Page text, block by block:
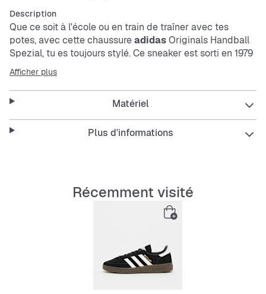
Description
Que ce soit à l'école ou en train de traîner avec tes
potes, avec cette chaussureadidasOriginals Handball
Spezial, tu es toujours stylé. Ce sneaker est sorti en 1979
et dans cette version pour enfants et ados, il combine un
design authentique des années 70 avec un confort
moderne. La tige en daim aux couleurs vives donne un
look dynamique, tandis que la semelle extérieure en
caoutchouc assure une adhérence optimale.
Doublure synthétique
Afficher plus
Matériel
Plus d'informations
Récemment visité